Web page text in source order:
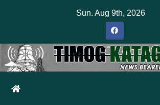
Sun. Aug 9th, 2026